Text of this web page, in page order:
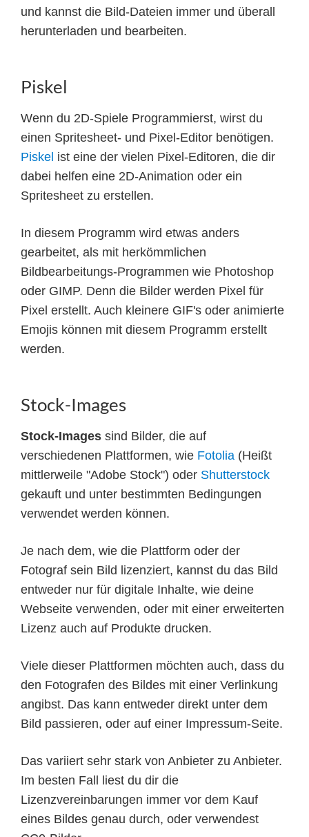
und kannst die Bild-Dateien immer und überall
herunterladen und bearbeiten.
Piskel
Wenn du 2D-Spiele Programmierst, wirst du
einen Spritesheet- und Pixel-Editor benötigen.
Piskel ist eine der vielen Pixel-Editoren, die dir
dabei helfen eine 2D-Animation oder ein
Spritesheet zu erstellen.
In diesem Programm wird etwas anders
gearbeitet, als mit herkömmlichen
Bildbearbeitungs-Programmen wie Photoshop
oder GIMP. Denn die Bilder werden Pixel für
Pixel erstellt. Auch kleinere GIF's oder animierte
Emojis können mit diesem Programm erstellt
werden.
Stock-Images
Stock-Images sind Bilder, die auf
verschiedenen Plattformen, wie Fotolia (Heißt
mittlerweile "Adobe Stock") oder Shutterstock
gekauft und unter bestimmten Bedingungen
verwendet werden können.
Je nach dem, wie die Plattform oder der
Fotograf sein Bild lizenziert, kannst du das Bild
entweder nur für digitale Inhalte, wie deine
Webseite verwenden, oder mit einer erweiterten
Lizenz auch auf Produkte drucken.
Viele dieser Plattformen möchten auch, dass du
den Fotografen des Bildes mit einer Verlinkung
angibst. Das kann entweder direkt unter dem
Bild passieren, oder auf einer Impressum-Seite.
Das variiert sehr stark von Anbieter zu Anbieter.
Im besten Fall liest du dir die
Lizenzvereinbarungen immer vor dem Kauf
eines Bildes genau durch, oder verwendest